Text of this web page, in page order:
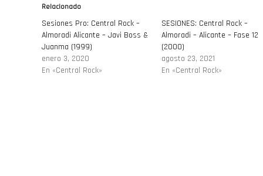
Relacionado
Sesiones Pro: Central Rock –
Almoradi Alicante – Javi Boss &
Juanma (1999)
enero 3, 2020
En «Central Rock»
SESIONES: Central Rock –
Almoradi – Alicante – Fase 12
(2000)
agosto 23, 2021
En «Central Rock»